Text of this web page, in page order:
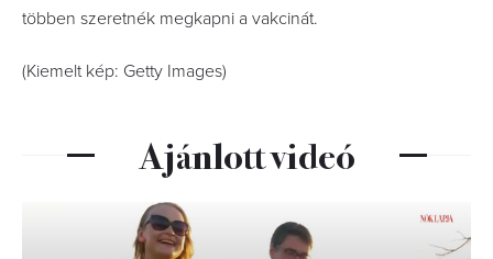
többen szeretnék megkapni a vakcinát.
(Kiemelt kép: Getty Images)
Ajánlott videó